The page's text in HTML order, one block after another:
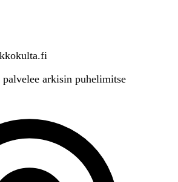
arkisin puhelimitse